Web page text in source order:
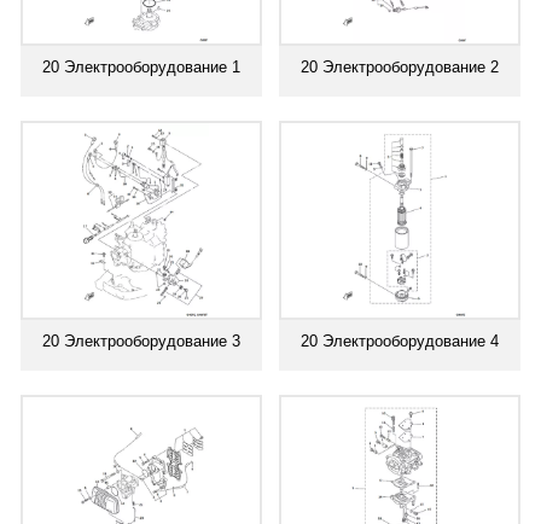
20 Электрооборудование 1 20 Электрооборудование 2
20 Электрооборудование 3 20 Электрооборудование 4